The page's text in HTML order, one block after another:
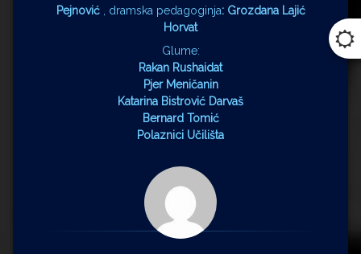
Pejnović, dramska pedagoginja: Grozdana Lajić
Horvat
Glume:
Rakan Rushaidat
Pjer Meničanin
Katarina Bistrović Darvaš
Bernard Tomić
Polaznici Učilišta